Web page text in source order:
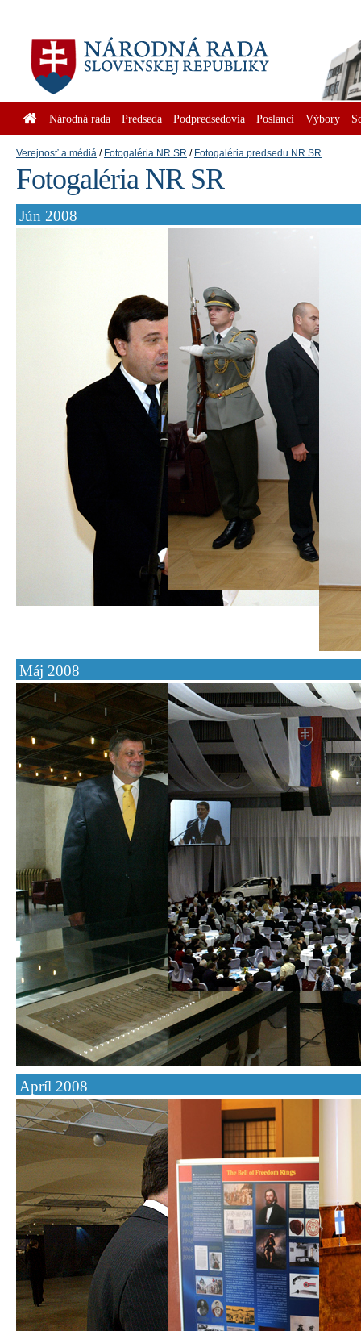
Národná rada Predseda Podpredsedovia Poslanci Výbory
Verejnosť a médiá Fotogaléria NR SR Fotogaléria predsedu NR SR
Fotogaléria NR SR
Jún 2008
Máj 2008
Apríl 2008